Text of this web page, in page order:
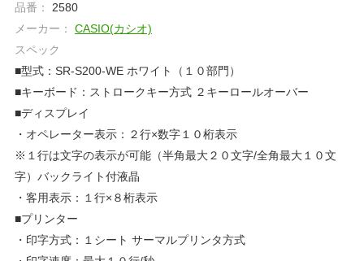
品番：
2580
メーカー：
CASIO(カシオ)
スペック
■型式：SR-S200-WE ホワイト（１０部門）
■キーボード：ストロークキー方式 ２キーロールオーバー
■ディスプレイ
・オペレーター表示：２行×数字１０桁表示
※１行は文字の表示が可能（半角最大２０文字/全角最大１０文
字）バックライト付液晶
・客用表示：１行×８桁表示
■プリンター
・印字方式：１シート サーマルプリンタ方式